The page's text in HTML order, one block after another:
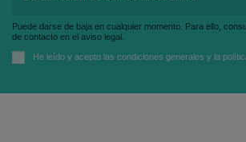
Puede darse de baja en cualquier momento. Para ello,
de contacto en el aviso legal.
He leído y acepto las condiciones generales y la